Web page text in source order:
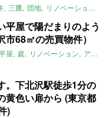
三鷹 団地 リノベーション
平屋で陽だまりのよう
68㎡の売買物件）
屋 庭 リノベーション アメリカンハウス
。下北沢駅徒歩1分の
黄色い扉から (東京都
)